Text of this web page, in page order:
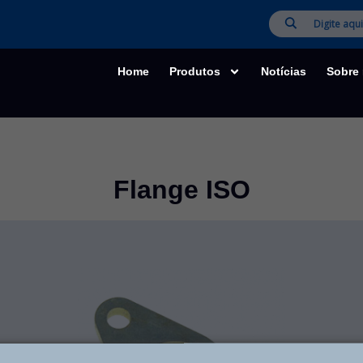
Home Produtos Notícias Sobre
Flange ISO